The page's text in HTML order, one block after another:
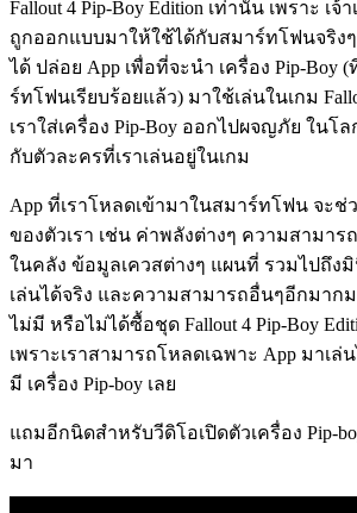
Fallout 4 Pip-Boy Edition เท่านั้น เพราะ เจ้
ถูกออกแบบมาให้ใช้ได้กับสมาร์ทโฟนจริงๆ
ได้ ปล่อย App เพื่อที่จะนำ เครื่อง Pip-Boy
ร์ทโฟนเรียบร้อยแล้ว) มาใช้เล่นในเกม
เราใส่เครื่อง Pip-Boy ออกไปผจญภัย ในโล
กับตัวละครที่เราเล่นอยู่ในเกม
App ที่เราโหลดเข้ามาในสมาร์ทโฟน จะช่
ของตัวเรา เช่น ค่าพลังต่างๆ ความสามาร
ในคลัง ข้อมูลเควสต่างๆ แผนที่ รวมไปถึง
เล่นได้จริง และความสามารถอื่นๆอีกมาก
ไม่มี หรือไม่ได้ซื้อชุด Fallout 4 Pip-Boy
เพราะเราสามารถโหลดเฉพาะ App มาเล่
มี เครื่อง Pip-boy เลย
แถมอีกนิดสำหรับวีดิโอเปิดตัวเครื่อง Pip-
มา